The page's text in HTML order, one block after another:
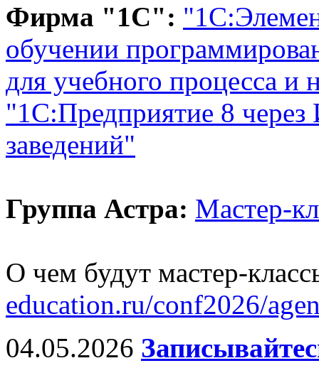
Фирма "1С":
обучении
для учебного процесса и
"1С:Предприятие 8 через
заведений"
Группа Астра: Мастер-
О чем будут мастер-
education.ru/conf2026/
04.05.2026